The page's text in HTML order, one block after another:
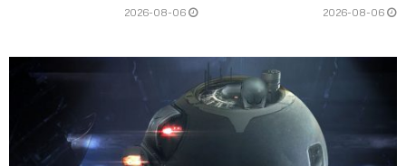
2026-08-06
2026-08-06